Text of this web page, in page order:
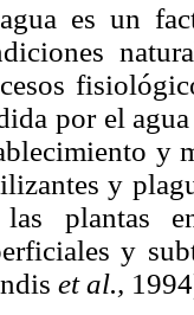
es un
por el
y
y
plantas
y
et al.,